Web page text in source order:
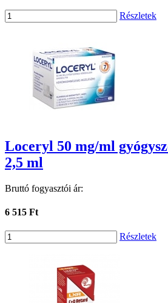
Részletek
Loceryl 50 mg/ml
2,5 ml
Bruttó fogyasztói ár:
6 515 Ft
Részletek